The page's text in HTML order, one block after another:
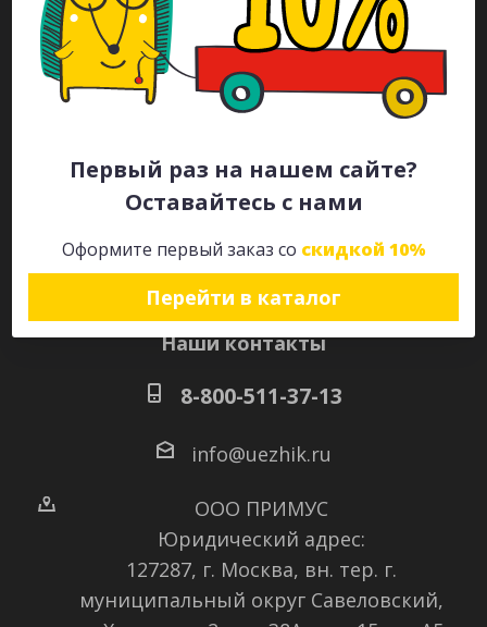
Первый раз на нашем сайте?
Оставайтесь с нами
Оформите первый заказ со скидкой 10%
Перейти в каталог
Каталог
Будьте всегда в курсе!
Наши контакты
8-800-511-37-13
info@uezhik.ru
ООО ПРИМУС
Юридический адрес:
127287, г. Москва, вн. тер. г.
муниципальный округ Савеловский,